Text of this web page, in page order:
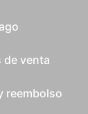
de venta
reembolso